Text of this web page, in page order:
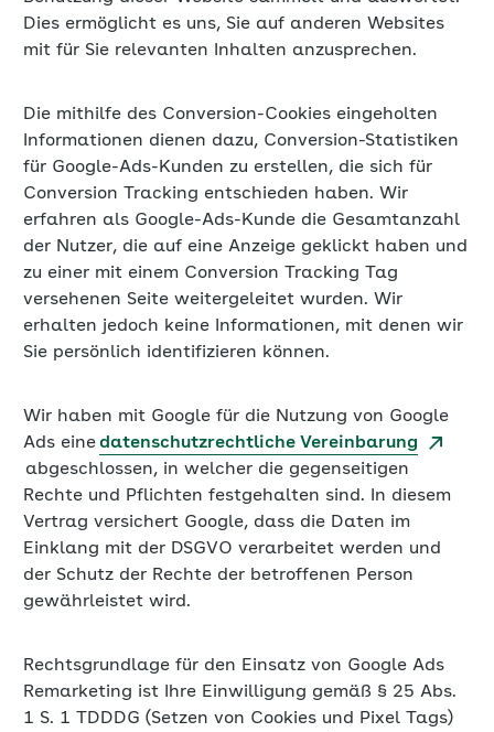
Dies ermöglicht es uns, Sie auf anderen Websites
mit für Sie relevanten Inhalten anzusprechen.
Die mithilfe des Conversion-Cookies eingeholten
Informationen dienen dazu, Conversion-Statistiken
für Google-Ads-Kunden zu erstellen, die sich für
Conversion Tracking entschieden haben. Wir
erfahren als Google-Ads-Kunde die Gesamtanzahl
der Nutzer, die auf eine Anzeige geklickt haben und
zu einer mit einem Conversion Tracking Tag
versehenen Seite weitergeleitet wurden. Wir
erhalten jedoch keine Informationen, mit denen wir
Sie persönlich identifizieren können.
Wir haben mit Google für die Nutzung von Google
Ads einedatenschutzrechtliche Vereinbarung
abgeschlossen, in welcher die gegenseitigen
Rechte und Pflichten festgehalten sind. In diesem
Vertrag versichert Google, dass die Daten im
Einklang mit der DSGVO verarbeitet werden und
der Schutz der Rechte der betroffenen Person
gewährleistet wird.
Rechtsgrundlage für den Einsatz von Google Ads
Remarketing ist Ihre Einwilligung gemäß § 25 Abs.
1 S. 1 TDDDG (Setzen von Cookies und Pixel Tags)